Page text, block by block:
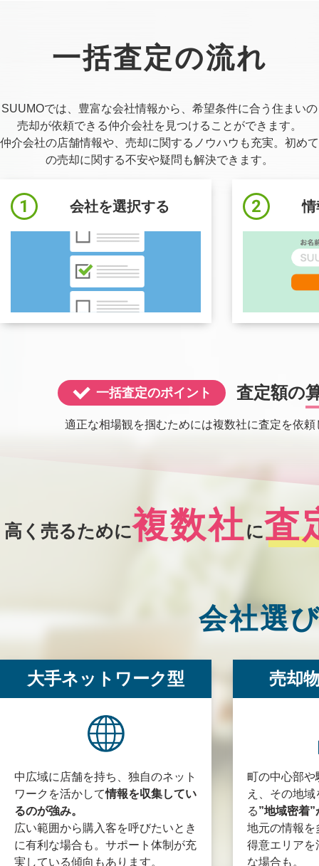
一括査定の流れ
SUUMOでは、豊富な会社情報から、希望条件に合う住まいの
売却が依頼できる仲介会社を見つけることができます。
仲介会社の店舗情報や、売却に関するノウハウも充実。初めて
の売却に関する不安や疑問も解決できます。
会社を選択する 情
一括査定のポイント 査定額の
適正な相場観を掴むためには複数社に査定を依
高く売るために複数社 に査
会社選
大手ネットワーク型
中広域に店舗を持ち、独自のネット
ワークを活かして情報を収集してい
るのが強み。
広い範囲から購入客を呼びたいとき
に有利な場合も。サポート体制が充
実している傾向もあります。
売却
町の中心部や
え、その地
る”地域密着”
地元の情報を
得意エリアを
な場合も。